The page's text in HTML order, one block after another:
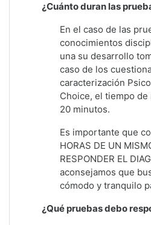
¿Cuánto duran las
En el caso de las
conocimientos
una su desarrollo
caso de los
caracterización
Choice, el tiempo de
20 minutos.
Es importante que
HORAS DE UN
RESPONDER EL
aconsejamos que
cómodo y tranquilo
¿Qué pruebas debo